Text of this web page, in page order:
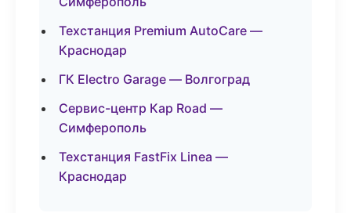
Техстанция Premium AutoCare —
Краснодар
ГК Electro Garage — Волгоград
Сервис-центр Кар Road —
Симферополь
Техстанция FastFix Linea —
Краснодар